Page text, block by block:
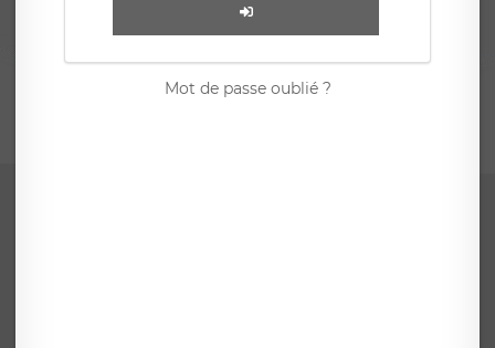
Mot de passe oublié ?